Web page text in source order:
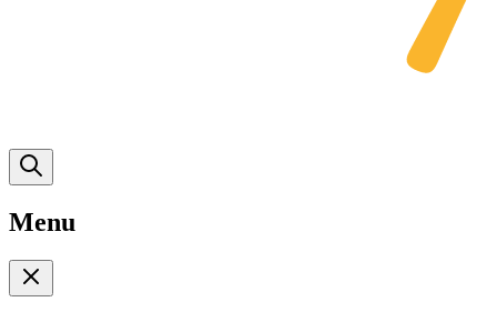
Menu